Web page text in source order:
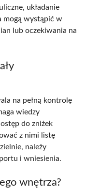
układanie
mogą wystąpić w
lub oczekiwania na
na pełną kontrolę
wiedzy
do zniżek
z nimi listę
należy
i wniesienia.
wnętrza?